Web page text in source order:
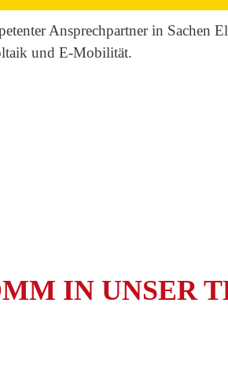
Ansprechpartner in Sachen
und E-Mobilität.
IN UNSER